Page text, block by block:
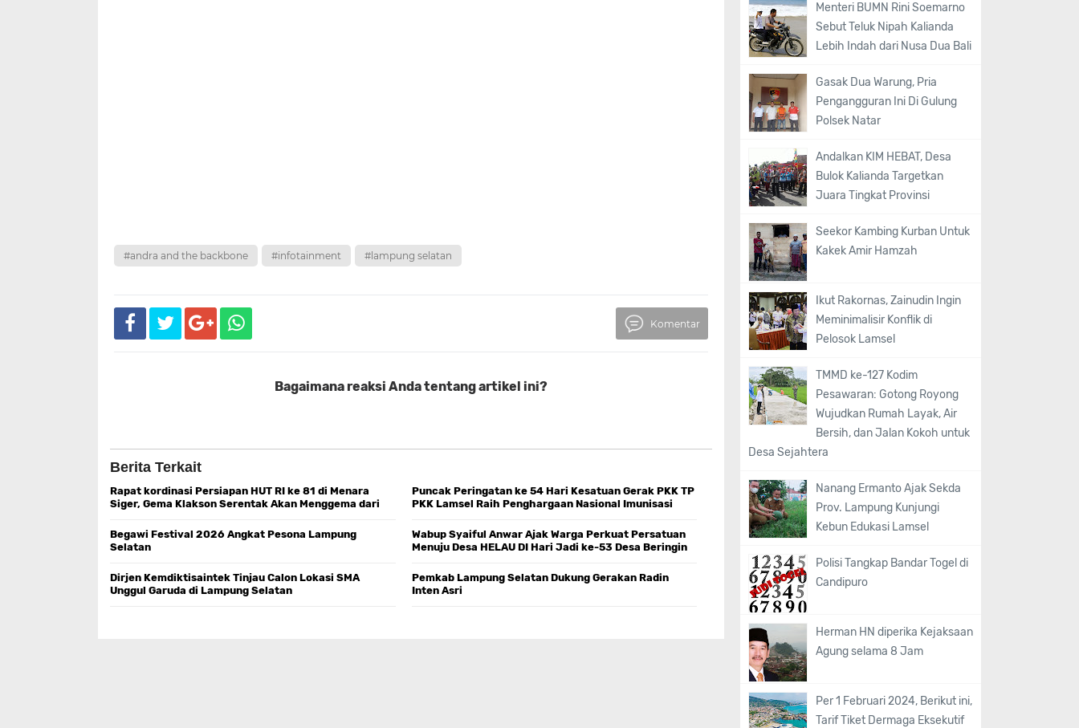
#andra and the backbone #infotainment #lampung selatan
Komentar
Bagaimana reaksi Anda tentang artikel ini?
Berita Terkait
Rapat kordinasi Persiapan HUT RI ke 81 di Menara
Siger, Gema Klakson Serentak Akan Menggema dari
Puncak Peringatan ke 54 Hari Kesatuan Gerak PKK TP
PKK Lamsel Raih Penghargaan Nasional Imunisasi
Begawi Festival 2026 Angkat Pesona Lampung
Selatan
Wabup Syaiful Anwar Ajak Warga Perkuat Persatuan
Menuju Desa HELAU DI Hari Jadi ke-53 Desa Beringin
Dirjen Kemdiktisaintek Tinjau Calon Lokasi SMA
Unggul Garuda di Lampung Selatan
Pemkab Lampung Selatan Dukung Gerakan Radin
Inten Asri
Menteri BUMN Rini Soemarno
Sebut Teluk Nipah Kalianda
Lebih Indah dari Nusa Dua Bali
Gasak Dua Warung, Pria
Pengangguran Ini Di Gulung
Polsek Natar
Andalkan KIM HEBAT, Desa
Bulok Kalianda Targetkan
Juara Tingkat Provinsi
Seekor Kambing Kurban Untuk
Kakek Amir Hamzah
Ikut Rakornas, Zainudin Ingin
Meminimalisir Konflik di
Pelosok Lamsel
TMMD ke-127 Kodim
Pesawaran: Gotong Royong
Wujudkan Rumah Layak, Air
Bersih, dan Jalan Kokoh untuk
Desa Sejahtera
Nanang Ermanto Ajak Sekda
Prov. Lampung Kunjungi
Kebun Edukasi Lamsel
Polisi Tangkap Bandar Togel di
Candipuro
Herman HN diperika Kejaksaan
Agung selama 8 Jam
Per 1 Februari 2024, Berikut ini,
Tarif Tiket Dermaga Eksekutif